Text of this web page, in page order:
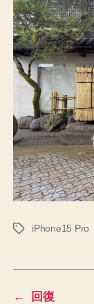
タ
iPhone15 Pro
←
回復